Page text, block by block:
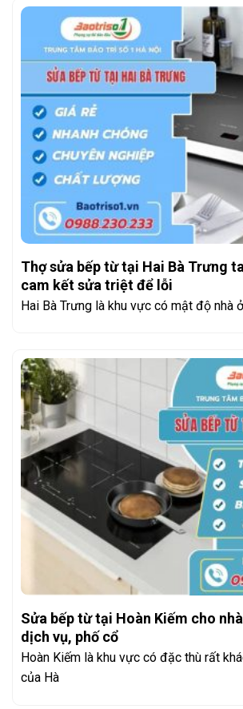
Thợ sửa bếp từ tại Hai Bà Trưng
cam kết sửa triệt để lỗi
Hai Bà Trưng là khu vực có mật độ nhà
Sửa bếp từ tại Hoàn Kiếm cho
dịch vụ, phố cổ
Hoàn Kiếm là khu vực có đặc thù rất
của Hà